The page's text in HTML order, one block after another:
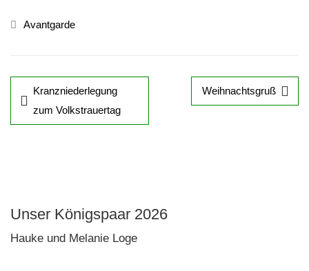
Avantgarde
Kranzniederlegung
zum Volkstrauertag
Weihnachtsgruß
Unser Königspaar 2026
Hauke und Melanie Loge